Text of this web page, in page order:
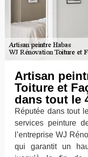
Artisan
Toiture et
dans tout le
Réputée dans tout
services peinture
l’entreprise WJ
qui garantit un